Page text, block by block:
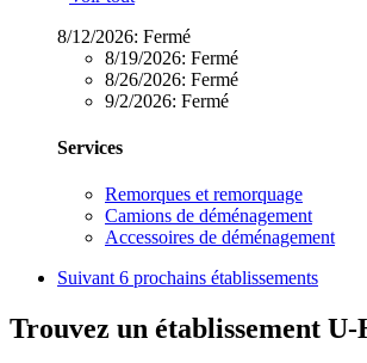
8/12/2026: Fermé
8/19/2026: Fermé
8/26/2026: Fermé
9/2/2026: Fermé
Services
Remorques et remorquage
Camions de déménagement
Accessoires de déménagement
Suivant 6 prochains établissements
Trouvez un établissement U-